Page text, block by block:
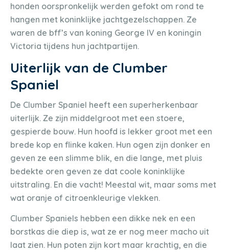
honden oorspronkelijk werden gefokt om rond te
hangen met koninklijke jachtgezelschappen. Ze
waren de bff’s van koning George IV en koningin
Victoria tijdens hun jachtpartijen.
Uiterlijk van de Clumber
Spaniel
De Clumber Spaniel heeft een superherkenbaar
uiterlijk. Ze zijn middelgroot met een stoere,
gespierde bouw. Hun hoofd is lekker groot met een
brede kop en flinke kaken. Hun ogen zijn donker en
geven ze een slimme blik, en die lange, met pluis
bedekte oren geven ze dat coole koninklijke
uitstraling. En die vacht! Meestal wit, maar soms met
wat oranje of citroenkleurige vlekken.
Clumber Spaniels hebben een dikke nek en een
borstkas die diep is, wat ze er nog meer macho uit
laat zien. Hun poten zijn kort maar krachtig, en die